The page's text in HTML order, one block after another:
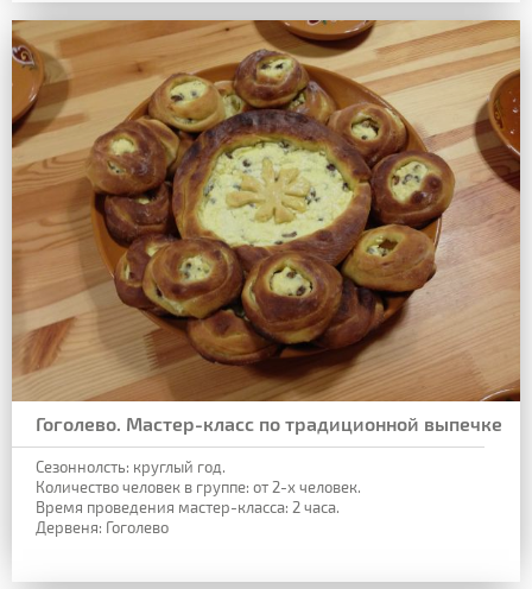
Гоголево. Мастер-класс по традиционной выпечке
Сезоннолсть: круглый год.
Количество человек в группе: от 2-х человек.
Время проведения мастер-класса: 2 часа.
Дервеня: Гоголево